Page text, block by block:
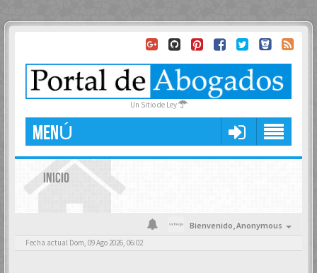
Un Sitio de Ley
MENÚ
INICIO
Bienvenido,Anonymous
Fecha actual Dom, 09 Ago 2026, 06:02